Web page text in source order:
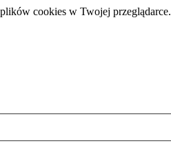
cookies w Twojej przeglądarce.